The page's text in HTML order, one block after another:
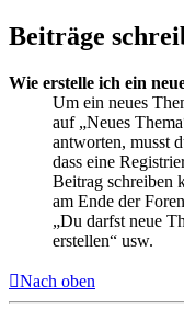
Beiträge
Wie erstelle ich ein
Um ein neues
auf „Neues
antworten, musst
dass eine
Beitrag schreiben
am Ende der
„Du darfst neue
erstellen“ usw.
Nach oben